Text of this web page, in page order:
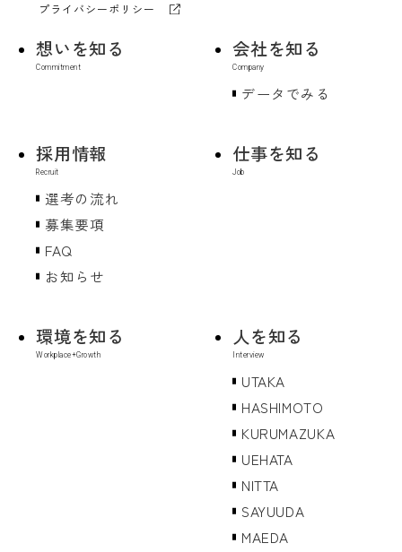
プライバシーポリシー
想いを知る 会社を知る
データでみる
採用情報
選考の流れ
募集要項
FAQ
お知らせ
仕事を知る
環境を知る 人を知る
UTAKA
HASHIMOTO
KURUMAZUKA
UEHATA
NITTA
SAYUUDA
MAEDA